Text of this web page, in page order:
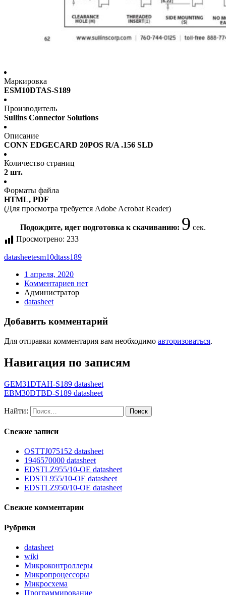
Маркировка
ESM10DTAS-S189
Производитель
Sullins Connector Solutions
Описание
CONN EDGECARD 20POS R/A .156 SLD
Количество страниц
2 шт.
Форматы файла
HTML, PDF
(Для просмотра требуется Adobe Acrobat Reader)
Подождите, идет подготовка к скачиванию: 9 сек.
Просмотрено: 233
datasheetesm10dtass189
1 апреля, 2020
Комментариев нет
Администратор
datasheet
Добавить комментарий
Для отправки комментария вам необходимо авторизоваться.
Навигация по записям
GEM31DTAH-S189 datasheet
EBM30DTBD-S189 datasheet
Найти:
Свежие записи
OSTTJ075152 datasheet
1946570000 datasheet
EDSTLZ955/10-OE datasheet
EDSTL955/10-OE datasheet
EDSTLZ950/10-OE datasheet
Свежие комментарии
Рубрики
datasheet
wiki
Микроконтроллеры
Микропроцессоры
Микросхема
Программирование